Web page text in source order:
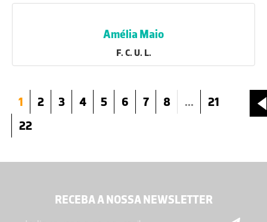
Amélia Maio
F. C. U. L.
1 2 3 4 5 6 7 8 ...
21
22
RECEBA A NOSSA NEWSLETTER